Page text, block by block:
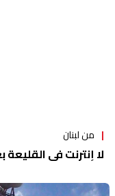
من لبنان
لا إنترنت في